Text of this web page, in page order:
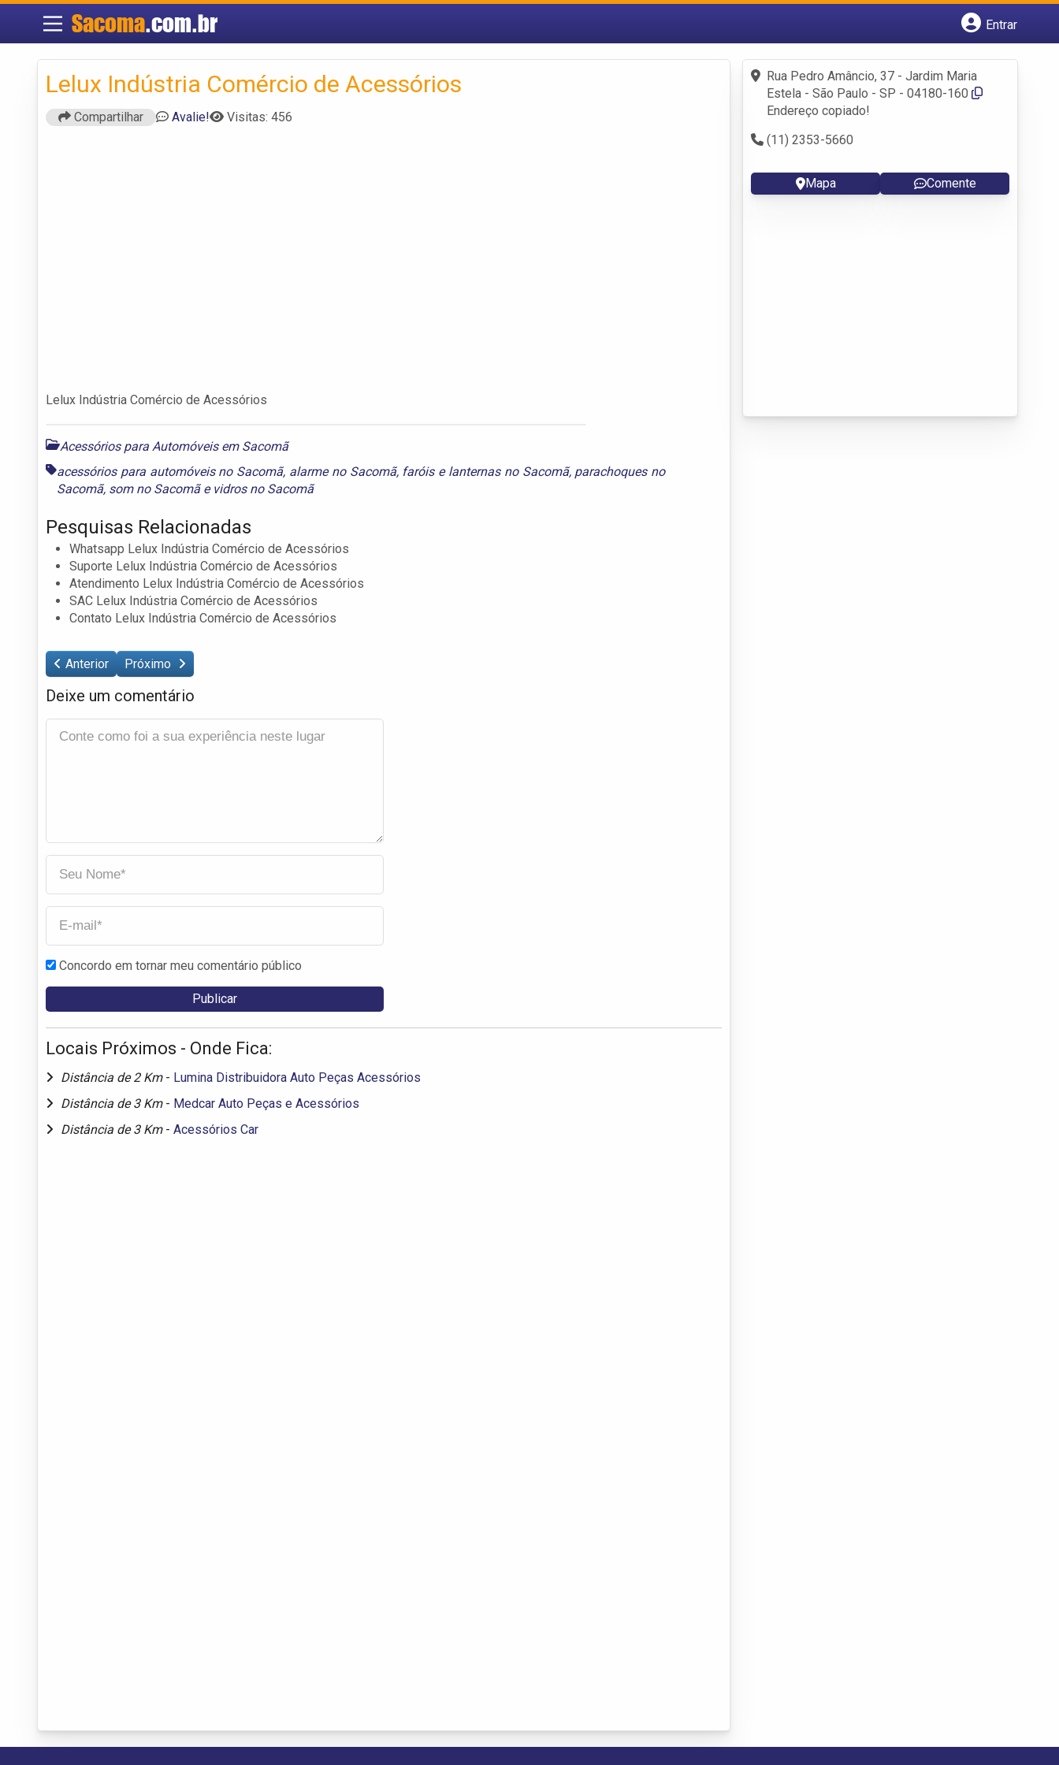
Sacoma.com.br
Entrar
Fazer login
Criar conta
Lelux Indústria Comércio de Acessórios
Compartilhar Avalie! Visitas: 456
Lelux Indústria Comércio de Acessórios
Acessórios para Automóveis em Sacomã
acessórios para automóveis no Sacomã, alarme no Sacomã, faróis e lanternas no Sacomã, parachoques no
Sacomã, som no Sacomãe vidros no Sacomã
Pesquisas Relacionadas
Whatsapp Lelux Indústria Comércio de Acessórios
Suporte Lelux Indústria Comércio de Acessórios
Atendimento Lelux Indústria Comércio de Acessórios
SAC Lelux Indústria Comércio de Acessórios
Contato Lelux Indústria Comércio de Acessórios
Anterior Próximo
Deixe um comentário
Concordo em tornar meu comentário público
Locais Próximos - Onde Fica:
Distância de 2 Km - Lumina Distribuidora Auto Peças Acessórios
Distância de 3 Km - Medcar Auto Peças e Acessórios
Distância de 3 Km - Acessórios Car
Rua Pedro Amâncio, 37 - Jardim Maria
Estela - São Paulo - SP - 04180-160
Endereço copiado!
(11) 2353-5660
Mapa Comente